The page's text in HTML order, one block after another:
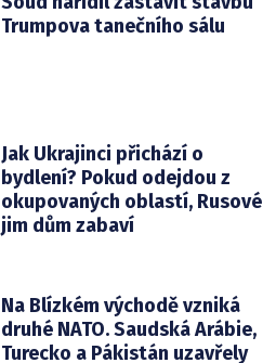
Trumpova tanečního sálu
Jak Ukrajinci přichází o
bydlení? Pokud odejdou z
okupovaných oblastí, Rusové
jim dům zabaví
Na Blízkém východě vzniká
druhé NATO. Saudská Arábie,
Turecko a Pákistán uzavřely